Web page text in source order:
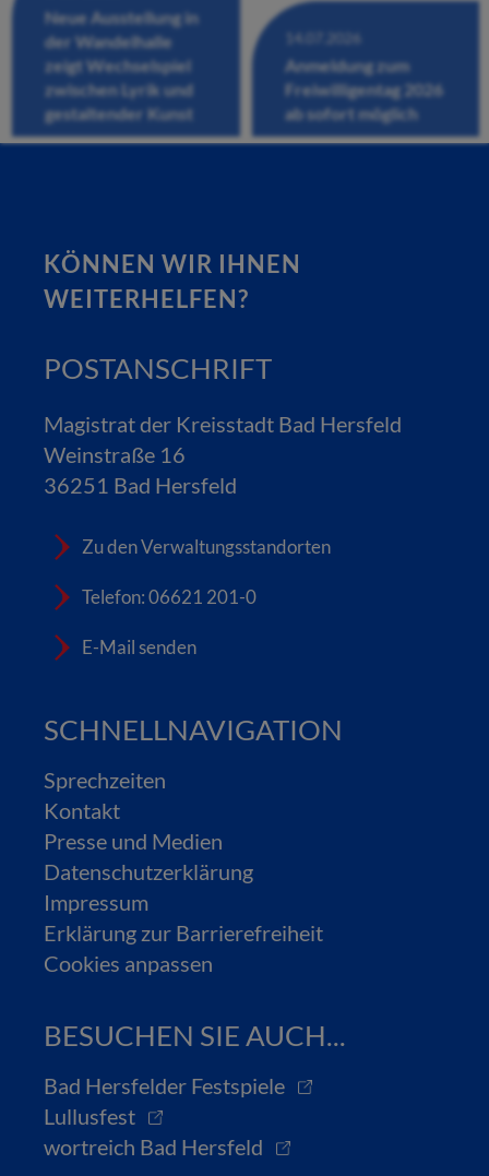
Neue Ausstellung in
der Wandelhalle
zeigt Wechselspiel
zwischen Lyrik und
gestaltender Kunst
14.07.2026
Anmeldung zum
Freiwilligentag 2026
ab sofort möglich
KÖNNEN WIR IHNEN
WEITERHELFEN?
POSTANSCHRIFT
Magistrat der Kreisstadt Bad Hersfeld
Weinstraße 16
36251 Bad Hersfeld
Zu den Verwaltungsstandorten
Telefon: 06621 201-0
E-Mail senden
SCHNELLNAVIGATION
Sprechzeiten
Kontakt
Presse und Medien
Datenschutzerklärung
Impressum
Erklärung zur Barrierefreiheit
Cookies anpassen
BESUCHEN SIE AUCH...
Bad Hersfelder Festspiele
Lullusfest
wortreich Bad Hersfeld